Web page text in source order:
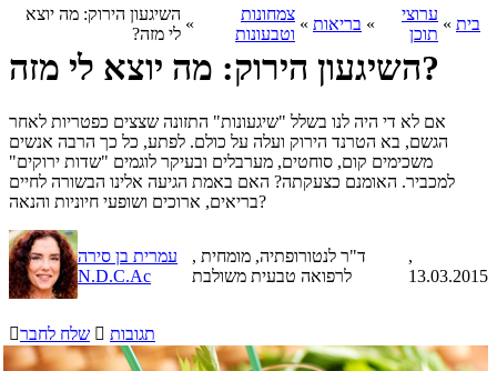
בית »
ערוצי
תוכן
» בריאות »
צמחונות
וטבעונות
»
השיגעון הירוק: מה יוצא
לי מזה?
השיגעון הירוק: מה יוצא לי מזה?
אם לא די היה לנו בשלל "שיגעונות" התזונה שצצים כפטריות לאחר
הגשם, בא הטרנד הירוק ועלה על כולם. לפתע, כל כך הרבה אנשים
משכימים קום, סוחטים, מערבלים ובעיקר לוגמים "שדות ירוקים"
למכביר. האומנם כצעקתה? האם באמת הגיעה אלינו הבשורה לחיים
בריאים, ארוכים ושופעי חיוניות והנאה?
עמרית בן סירה
N.D.C.Ac
, ד"ר לנטורופתיה, מומחית
לרפואה טבעית משולבת
,
13.03.2015
שלח לחבר  תגובות